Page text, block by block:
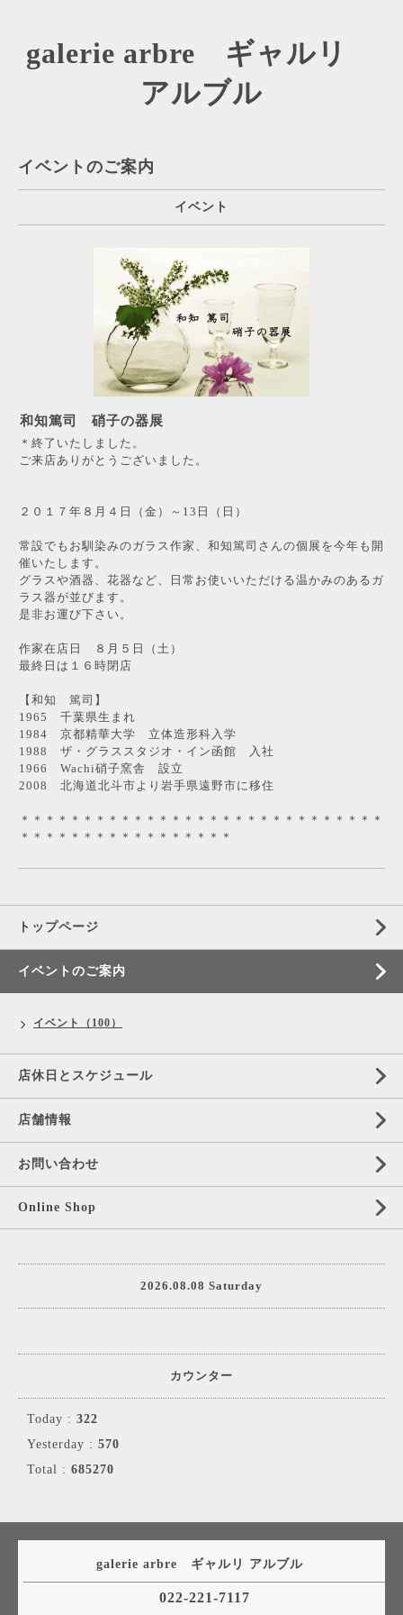
galerie arbre ギャルリ
アルブル
イベントのご案内
イベント
和知篤司 硝子の器展
＊終了いたしました。
ご来店ありがとうございました。
２０１７年８月４日（金）～13日（日）
常設でもお馴染みのガラス作家、和知篤司さんの個展を今年も開
催いたします。
グラスや酒器、花器など、日常お使いいただける温かみのあるガ
ラス器が並びます。
是非お運び下さい。
作家在店日 ８月５日（土）
最終日は１６時閉店
【和知 篤司】
1965 千葉県生まれ
1984 京都精華大学 立体造形科入学
1988 ザ・グラススタジオ・イン函館 入社
1966 Wachi硝子窯舎 設立
2008 北海道北斗市より岩手県遠野市に移住
＊＊＊＊＊＊＊＊＊＊＊＊＊＊＊＊＊＊＊＊＊＊＊＊＊＊＊＊＊
＊＊＊＊＊＊＊＊＊＊＊＊＊＊＊＊＊
トップページ
イベントのご案内
イベント（100）
店休日とスケジュール
店舗情報
お問い合わせ
Online Shop
2026.08.08 Saturday
カウンター
Today : 322
Yesterday : 570
Total : 685270
galerie arbre ギャルリ アルブル
022-221-7117